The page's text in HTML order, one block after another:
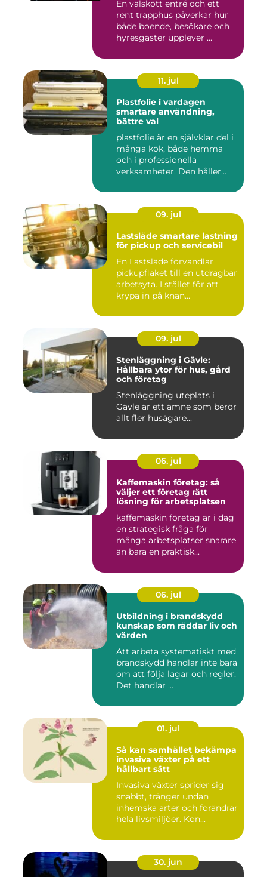
En välskött entré och ett
rent trapphus påverkar hur
både boende, besökare och
hyresgäster upplever ...
11. jul
Plastfolie i vardagen
smartare användning,
bättre val
plastfolie är en självklar del i
många kök, både hemma
och i professionella
verksamheter. Den håller...
09. jul
Lastsläde smartare lastning
för pickup och servicebil
En Lastsläde förvandlar
pickupflaket till en utdragbar
arbetsyta. I stället för att
krypa in på knän...
09. jul
Stenläggning i Gävle:
Hållbara ytor för hus, gård
och företag
Stenläggning uteplats i
Gävle är ett ämne som berör
allt fler husägare...
06. jul
Kaffemaskin företag: så
väljer ett företag rätt
lösning för arbetsplatsen
kaffemaskin företag är i dag
en strategisk fråga för
många arbetsplatser snarare
än bara en praktisk...
06. jul
Utbildning i brandskydd
kunskap som räddar liv och
värden
Att arbeta systematiskt med
brandskydd handlar inte bara
om att följa lagar och regler.
Det handlar ...
01. jul
Så kan samhället bekämpa
invasiva växter på ett
hållbart sätt
Invasiva växter sprider sig
snabbt, tränger undan
inhemska arter och förändrar
hela livsmiljöer. Kon...
30. jun